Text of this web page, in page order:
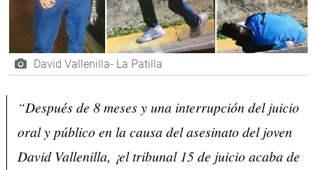
David Vallenilla- La Patilla
“Después de 8 meses y una interrupción del juicio
oral y público en la causa del asesinato del joven
David Vallenilla, ¡el tribunal 15 de juicio acaba de